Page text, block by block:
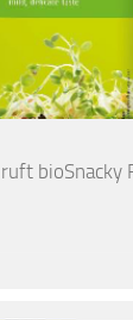
bioSnacky